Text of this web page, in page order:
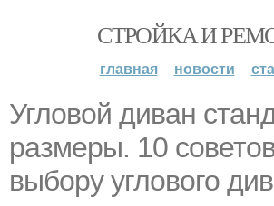
СТРОЙКА И
главная новости
Угловой диван
размеры. 10
выбору углового